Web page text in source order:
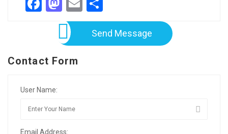
Send Message
Contact Form
User Name:
Email Address: